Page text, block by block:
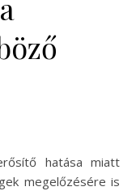
hatása miatt
megelőzésére is